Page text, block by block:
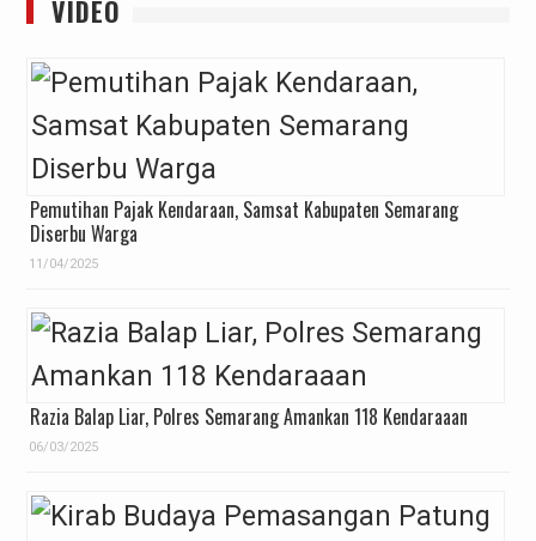
VIDEO
Pemutihan Pajak Kendaraan, Samsat Kabupaten Semarang
Diserbu Warga
11/04/2025
Razia Balap Liar, Polres Semarang Amankan 118 Kendaraaan
06/03/2025